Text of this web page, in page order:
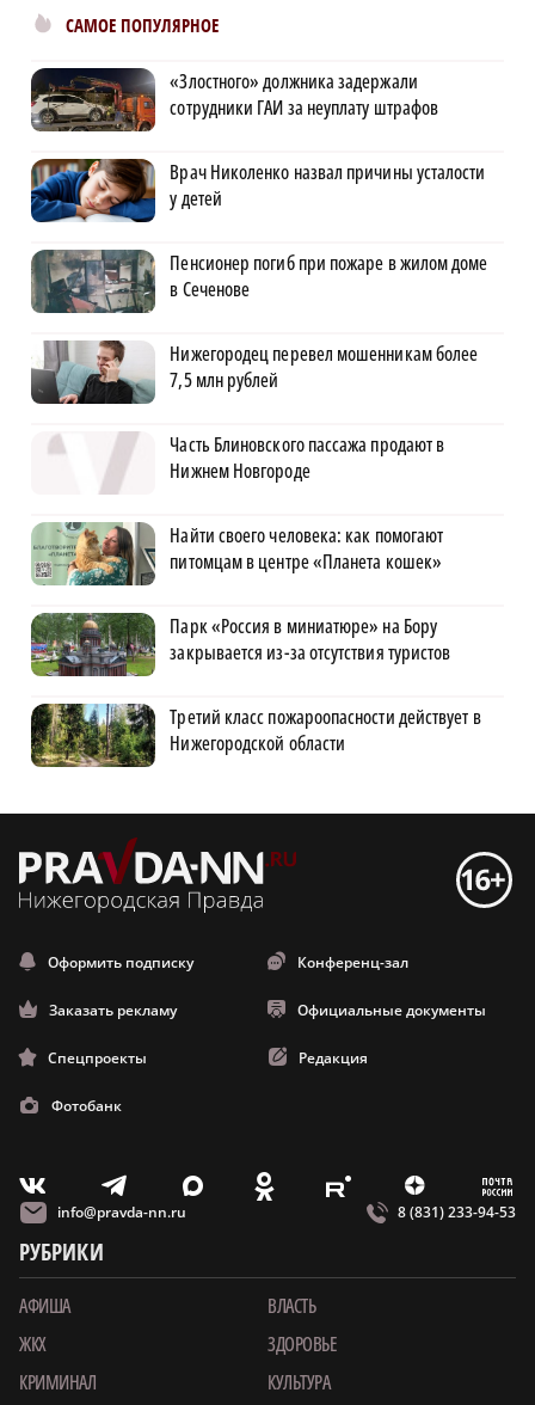
САМОЕ ПОПУЛЯРНОЕ
«Злостного» должника задержали
сотрудники ГАИ за неуплату штрафов
Врач Николенко назвал причины усталости
у детей
Пенсионер погиб при пожаре в жилом доме
в Сеченове
Нижегородец перевел мошенникам более
7,5 млн рублей
Часть Блиновского пассажа продают в
Нижнем Новгороде
Найти своего человека: как помогают
питомцам в центре «Планета кошек»
Парк «Россия в миниатюре» на Бору
закрывается из-за отсутствия туристов
Третий класс пожароопасности действует в
Нижегородской области
Оформить подписку Конференц-зал
Заказать рекламу Официальные документы
Спецпроекты Редакция
Фотобанк
V T X O E Z m
info@pravda-nn.ru 8 (831) 233-94-53
РУБРИКИ
АФИША
ВЛАСТЬ
ЖКХ
ЗДОРОВЬЕ
КРИМИНАЛ
КУЛЬТУРА